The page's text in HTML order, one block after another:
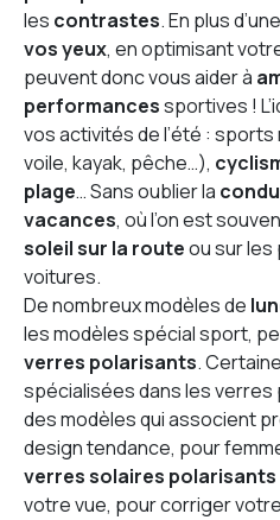
les contrastes. En plus d’une
vos yeux, en optimisant
peuvent donc vous aider à
performancessportives !
vos activités de l’été :
voile, kayak, pêche…),
plage… Sans oublier la
vacances, où l’on est
soleil sur la routeou sur
voitures.
De nombreux modèles de
les modèles spécial sport,
verres polarisants.
spécialisées dans les
des modèles qui associent
design tendance, pour
verres solaires polarisants
votre vue, pour corriger